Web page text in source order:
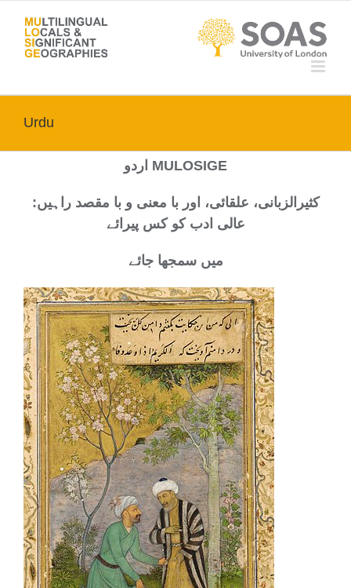
content
Urdu
اردو MULOSIGE
کثیرالزبانی، علقائی، اور با معنی و با مقصد راہیں:
عالی ادب کو کس پیرائے
میں سمجھا جائے